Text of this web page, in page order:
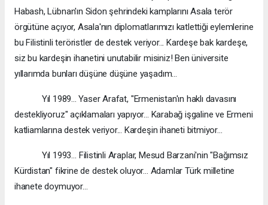
Habash, Lübnan'ın Sidon şehrindeki kamplarını Asala terör
örgütüne açıyor, Asala'nın diplomatlarımızı katlettiği eylemlerine
bu Filistinli teröristler de destek veriyor... Kardeşe bak kardeşe,
siz bu kardeşin ihanetini unutabilir misiniz! Ben üniversite
yıllarımda bunları düşüne düşüne yaşadım...
Yıl 1989... Yaser Arafat, "Ermenistan'ın haklı davasını
destekliyoruz" açıklamaları yapıyor... Karabağ işgaline ve Ermeni
katliamlarına destek veriyor... Kardeşin ihaneti bitmiyor...
Yıl 1993… Filistinli Araplar, Mesud Barzani'nin "Bağımsız
Kürdistan" fikrine de destek oluyor... Adamlar Türk milletine
ihanete doymuyor...